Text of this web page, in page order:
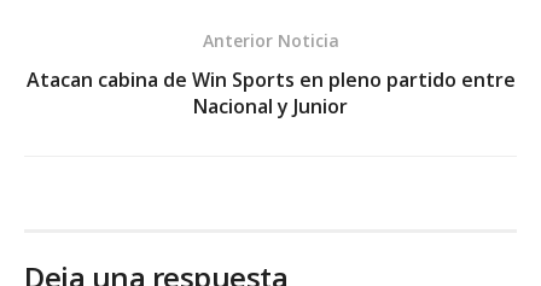
Anterior Noticia
Atacan cabina de Win Sports en pleno partido entre
Nacional y Junior
Deja una respuesta